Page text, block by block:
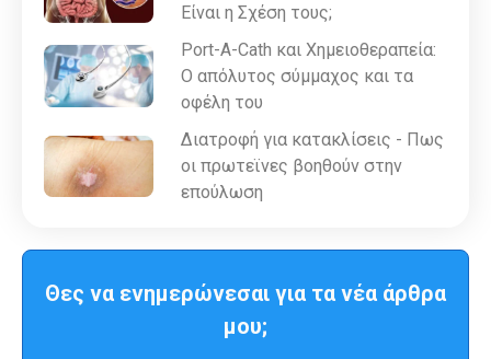
Είναι η Σχέση τους;
Port-A-Cath και Χημειοθεραπεία:
Ο απόλυτος σύμμαχος και τα
οφέλη του
Διατροφή για κατακλίσεις - Πως
οι πρωτεϊνες βοηθούν στην
επούλωση
Θες να ενημερώνεσαι για τα νέα άρθρα
μου;